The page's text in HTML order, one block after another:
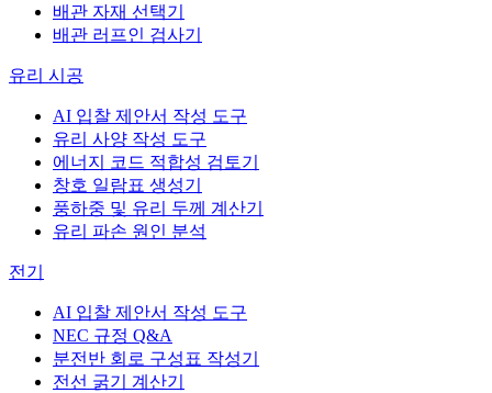
배관 자재 선택기
배관 러프인 검사기
유리 시공
AI 입찰 제안서 작성 도구
유리 사양 작성 도구
에너지 코드 적합성 검토기
창호 일람표 생성기
풍하중 및 유리 두께 계산기
유리 파손 원인 분석
전기
AI 입찰 제안서 작성 도구
NEC 규정 Q&A
분전반 회로 구성표 작성기
전선 굵기 계산기